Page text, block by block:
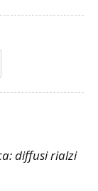
diffusi rialzi